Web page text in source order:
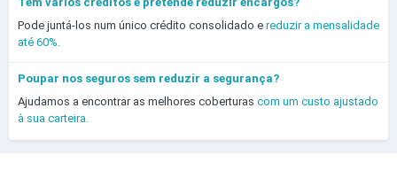
Pode juntá-los num único crédito consolidado e reduzir a mensalidade
até 60%.
Poupar nos seguros sem reduzir a segurança?
Ajudamos a encontrar as melhores coberturas com um custo ajustado
à sua carteira.